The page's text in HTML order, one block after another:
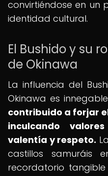
convirtiéndose en un
identidad cultural.
El Bushido y su
de Okinawa
La influencia del
Okinawa es
contribuido a forjar
inculcando
valentía y respeto.
castillos samuráis
recordatorio